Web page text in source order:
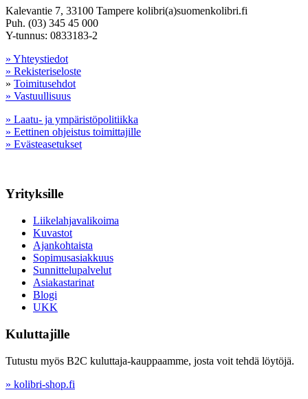
Kalevantie 7, 33100 Tampere kolibri(a)suomenkolibri.fi
Puh. (03) 345 45 000
Y-tunnus: 0833183-2
» Yhteystiedot
» Rekisteriseloste
» Toimitusehdot
» Vastuullisuus
» Laatu- ja ympäristöpolitiikka
» Eettinen ohjeistus toimittajille
» Evästeasetukset
Yrityksille
Liikelahjavalikoima
Kuvastot
Ajankohtaista
Sopimusasiakkuus
Sunnittelupalvelut
Asiakastarinat
Blogi
UKK
Kuluttajille
Tutustu myös B2C kuluttaja-kauppaamme, josta voit tehdä löytöjä.
» kolibri-shop.fi